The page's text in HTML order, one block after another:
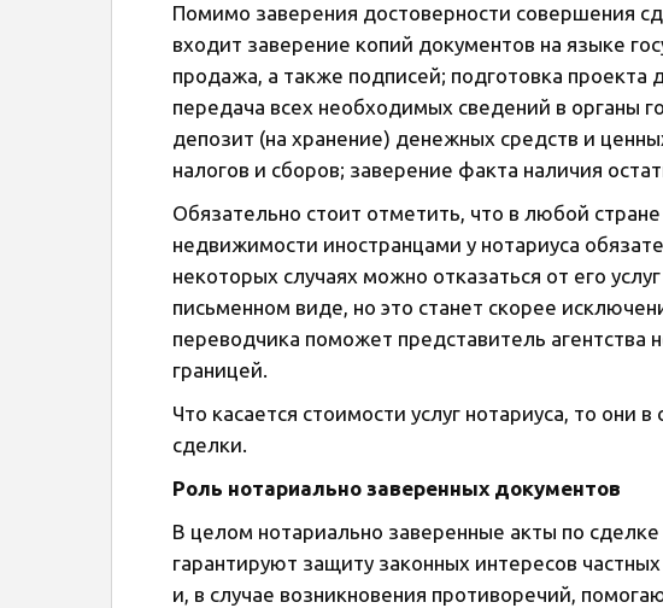
Помимо заверения достоверности совершения
входит заверение копий документов на языке
продажа, а также подписей; подготовка проекта
передача всех необходимых сведений в органы
депозит (на хранение) денежных средств и
налогов и сборов; заверение факта наличия
Обязательно стоит отметить, что в любой
недвижимости иностранцами у нотариуса
некоторых случаях можно отказаться от его
письменном виде, но это станет скорее
переводчика поможет представитель
границей.
Что касается стоимости услуг нотариуса, то они
сделки.
Роль нотариально заверенных документов
В целом нотариально заверенные акты по
гарантируют защиту законных интересов
и, в случае возникновения противоречий,